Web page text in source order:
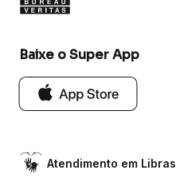
Baixe o Super App
Atendimento em Libras